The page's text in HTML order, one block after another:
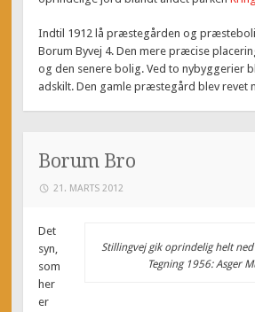
Indtil 1912 lå præstegården og
Borum Byvej 4. Den mere præcise
og den senere bolig. Ved to nybyggerier
adskilt. Den gamle præstegård blev revet
Borum Bro
21. MARTS 2012
Stillingvej gik oprindelig helt
Tegning 1956: Asger
Det
syn,
som
her
er